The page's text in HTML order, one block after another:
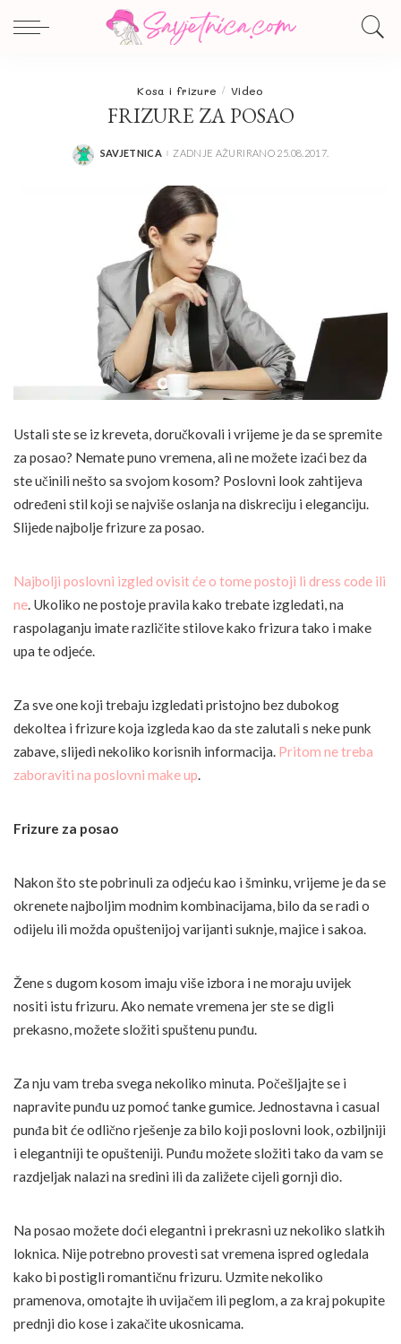
Kosa i frizure Video
FRIZURE ZA POSAO
POSTED
SAVJETNICA ZADNJE AŽURIRANO 25.08.2017.
Ustali ste se iz kreveta, doručkovali i vrijeme je da se spremite
za posao? Nemate puno vremena, ali ne možete izaći bez da
ste učinili nešto sa svojom kosom? Poslovni look zahtijeva
određeni stil koji se najviše oslanja na diskreciju i eleganciju.
Slijede najbolje frizure za posao.
Najbolji poslovni izgled ovisit će o tome postoji li dress code ili
ne. Ukoliko ne postoje pravila kako trebate izgledati, na
raspolaganju imate različite stilove kako frizura tako i make
upa te odjeće.
Za sve one koji trebaju izgledati pristojno bez dubokog
dekoltea i frizure koja izgleda kao da ste zalutali s neke punk
zabave, slijedi nekoliko korisnih informacija. Pritom ne treba
zaboraviti na poslovni make up.
Frizure za posao
Nakon što ste pobrinuli za odjeću kao i šminku, vrijeme je da se
okrenete najboljim modnim kombinacijama, bilo da se radi o
odijelu ili možda opuštenijoj varijanti suknje, majice i sakoa.
Žene s dugom kosom imaju više izbora i ne moraju uvijek
nositi istu frizuru. Ako nemate vremena jer ste se digli
prekasno, možete složiti spuštenu punđu.
Za nju vam treba svega nekoliko minuta. Počešljajte se i
napravite punđu uz pomoć tanke gumice. Jednostavna i casual
punđa bit će odlično rješenje za bilo koji poslovni look, ozbiljniji
i elegantniji te opušteniji. Punđu možete složiti tako da vam se
razdjeljak nalazi na sredini ili da zaližete cijeli gornji dio.
Na posao možete doći elegantni i prekrasni uz nekoliko slatkih
loknica. Nije potrebno provesti sat vremena ispred ogledala
kako bi postigli romantičnu frizuru. Uzmite nekoliko
pramenova, omotajte ih uvijačem ili peglom, a za kraj pokupite
prednji dio kose i zakačite ukosnicama.